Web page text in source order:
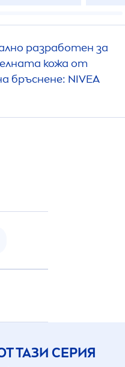
разработен за
кожа от
бръснене: NIVEA
ТАЗИ СЕРИЯ